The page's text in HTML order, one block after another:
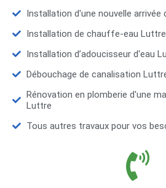
Installation d'une nouvelle arrivée
Installation de chauffe-eau Luttre
Installation d’adoucisseur d'eau
Débouchage de canalisation
Rénovation en plomberie d'une
Luttre
Tous autres travaux pour vos